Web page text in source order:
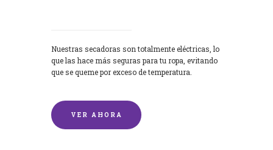
Nuestras secadoras son totalmente eléctricas, lo
que las hace más seguras para tu ropa, evitando
que se queme por exceso de temperatura.
VER AHORA